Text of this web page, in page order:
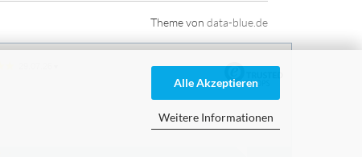
Alle Akzeptieren
Weitere Informationen
Theme von data-blue.de